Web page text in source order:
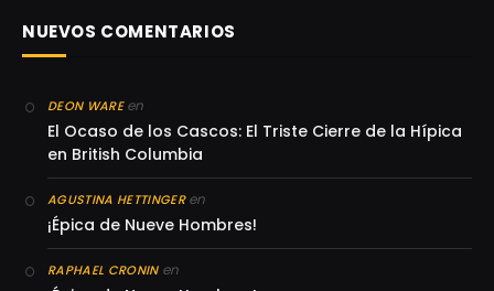
NUEVOS COMENTARIOS
DEON WAREen
El Ocaso de los Cascos: El Triste Cierre de la Hípica
en British Columbia
AGUSTINA HETTINGERen
¡Épica de Nueve Hombres!
RAPHAEL CRONINen